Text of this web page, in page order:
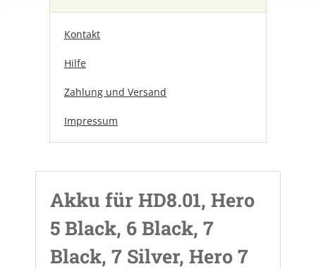
Kontakt
Hilfe
Zahlung und Versand
Impressum
Akku für HD8.01, Hero
5 Black, 6 Black, 7
Black, 7 Silver, Hero 7